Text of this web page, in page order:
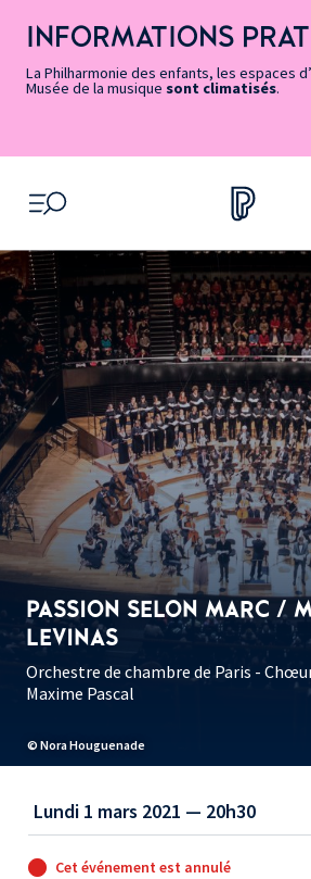
page
Accessibilité
accès
rapides
principal
contenu
principal
page
Message d’information
INFORMATIONS
La Philharmonie des enfants, les espaces
Musée de la musique sont climatisés.
OUVRIR LE MENU
© Nora Houguenade
PASSION SELON MARC /
LEVINAS
Orchestre de chambre de Paris -
Maxime Pascal
Lundi 1 mars 2021 — 20h30
Cet événement est annulé